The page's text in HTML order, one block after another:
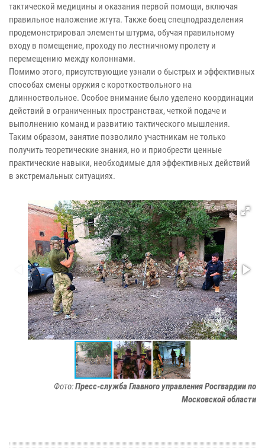
тактической медицины и оказания первой помощи, включая
правильное наложение жгута. Также боец спецподразделения
продемонстрировал элементы штурма, обучая правильному
входу в помещение, проходу по лестничному пролету и
перемещению между колоннами.
Помимо этого, присутствующие узнали о быстрых и эффективных
способах смены оружия с короткоствольного на
длинноствольное. Особое внимание было уделено координации
действий в ограниченных пространствах, четкой подаче и
выполнению команд и развитию тактического мышления.
Таким образом, занятие позволило участникам не только
получить теоретические знания, но и приобрести ценные
практические навыки, необходимые для эффективных действий
в экстремальных ситуациях.
Фото:Пресс-служба Главного управления Росгвардии по
Московской области